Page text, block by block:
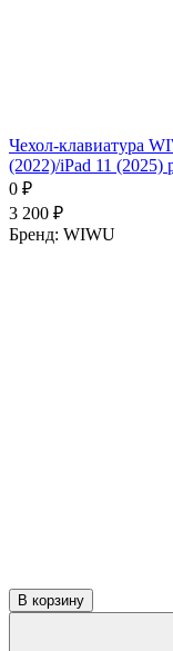
Чехол-клавиатура
(2022)/iPad 11 (2025)
0 ₽
3 200 ₽
Бренд: WIWU
В корзину